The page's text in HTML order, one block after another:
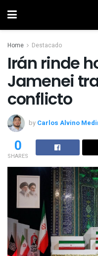
Home Destacado
Irán rinde
Jamenei
conflicto
by Carlos Alvino
0
SHARES